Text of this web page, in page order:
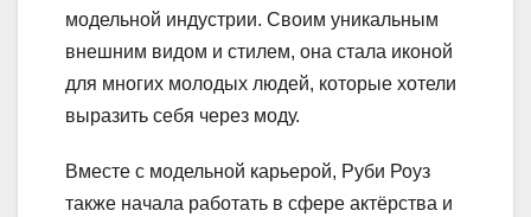
модельной индустрии. Своим уникальным
внешним видом и стилем, она стала иконой
для многих молодых людей, которые хотели
выразить себя через моду.
Вместе с модельной карьерой, Руби Роуз
также начала работать в сфере актёрства и